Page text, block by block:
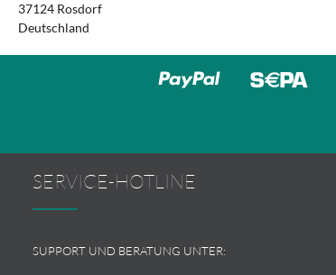
37124 Rosdorf
Deutschland
SERVICE-HOTLINE
SUPPORT UND BERATUNG UNTER: